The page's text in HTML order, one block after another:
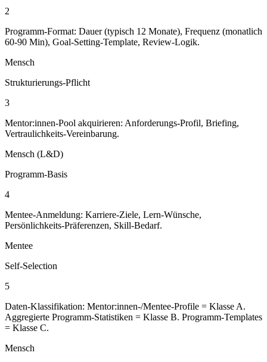
2
Programm-Format: Dauer (typisch 12 Monate), Frequenz (monatlich
60-90 Min), Goal-Setting-Template, Review-Logik.
Mensch
Strukturierungs-Pflicht
3
Mentor:innen-Pool akquirieren: Anforderungs-Profil, Briefing,
Vertraulichkeits-Vereinbarung.
Mensch (L&D)
Programm-Basis
4
Mentee-Anmeldung: Karriere-Ziele, Lern-Wünsche,
Persönlichkeits-Präferenzen, Skill-Bedarf.
Mentee
Self-Selection
5
Daten-Klassifikation: Mentor:innen-/Mentee-Profile = Klasse A.
Aggregierte Programm-Statistiken = Klasse B. Programm-Templates
= Klasse C.
Mensch